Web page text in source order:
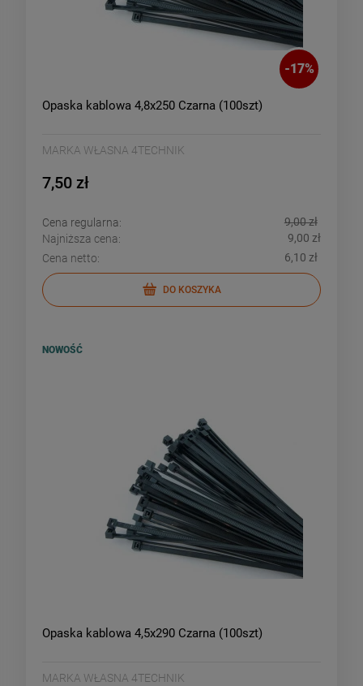
-17%
Opaska kablowa 4,8x250 Czarna (100szt)
MARKA WŁASNA 4TECHNIK
7,50 zł
Cena regularna:
9,00 zł
Najniższa cena:
9,00 zł
Cena netto:
6,10 zł
DO KOSZYKA
Opaska kablowa 4,5x290 Czarna (100szt)
MARKA WŁASNA 4TECHNIK
NOWOŚĆ